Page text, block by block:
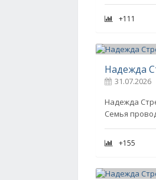
+111
Надежда
31.07.2026
Надежда
Семья
+155